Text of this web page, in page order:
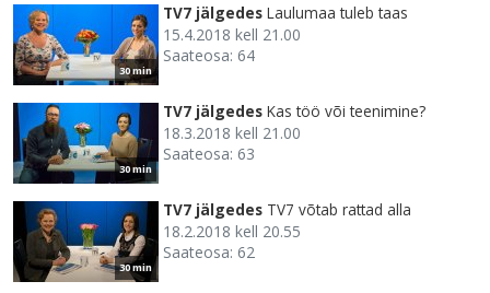
30 min
TV7 jälgedes Laulumaa tuleb taas
15.4.2018 kell 21.00
Saateosa: 64
30 min
TV7 jälgedes Kas töö või teenimine?
18.3.2018 kell 21.00
Saateosa: 63
30 min
TV7 jälgedes TV7 võtab rattad alla
18.2.2018 kell 20.55
Saateosa: 62